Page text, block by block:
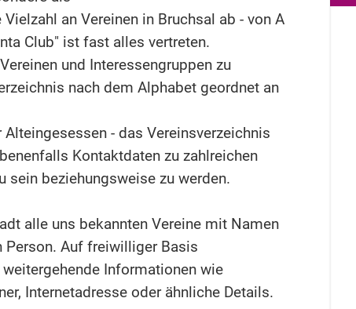
an Vereinen in Bruchsal ab - von A
Club" ist fast alles vertreten.
und Interessengruppen zu
nach dem Alphabet geordnet an
- das Vereinsverzeichnis
Kontaktdaten zu zahlreichen
sein beziehungsweise zu werden.
alle uns bekannten Vereine mit Namen
Person. Auf freiwilliger Basis
Informationen wie
Internetadresse oder ähnliche Details.